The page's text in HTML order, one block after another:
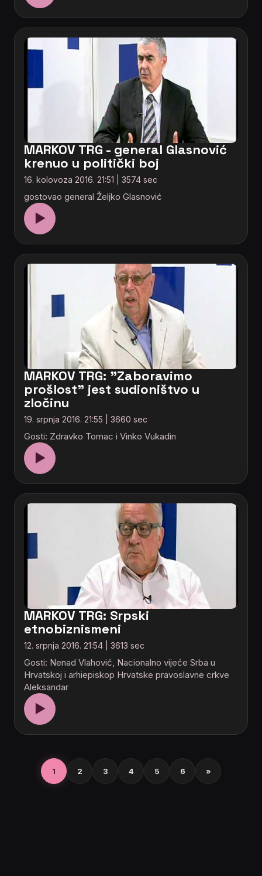
MARKOV TRG - general Glasnović
krenuo u politički boj
16. kolovoza 2016. 21:51 | 3574 sec
gostovao general Željko Glasnović
▶
MARKOV TRG: "Zaboravimo
prošlost" jest sudioništvo u
zločinu
19. srpnja 2016. 21:55 | 3660 sec
Gosti: Zdravko Tomac i Vinko Vukadin
▶
MARKOV TRG: Srpski
etnobiznismeni
12. srpnja 2016. 21:54 | 3613 sec
Gosti: Nenad Vlahović, Nacionalno vijeće Srba u
Hrvatskoj i arhiepiskop Hrvatske pravoslavne crkve
Aleksandar
▶
1 2 3 4 5 6 »